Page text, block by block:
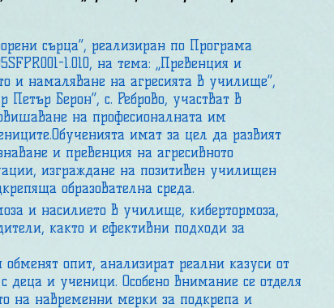
сърца“, реализиран по Програма
1.010, на тема: „Превенция и
и намаляване на агресията в училище“,
Петър Берон“, с. Реброво, участват в
на професионалната им
Обученията имат за цел да развият
и превенция на агресивното
изграждане на позитивен училищен
образователна среда.
и насилието в училище, кибертормоза,
както и ефективни подходи за
опит, анализират реални казуси от
деца и ученици. Особено внимание се отделя
на навременни мерки за подкрепа и